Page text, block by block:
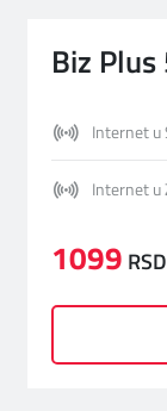
Biz
Internet u
Internet u
1099 RSD